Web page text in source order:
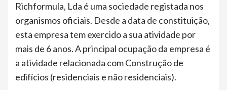
Richformula, Lda é uma sociedade registada nos
organismos oficiais. Desde a data de constituição,
esta empresa tem exercido a sua atividade por
mais de 6 anos. A principal ocupação da empresa é
a atividade relacionada com Construção de
edifícios (residenciais e não residenciais).